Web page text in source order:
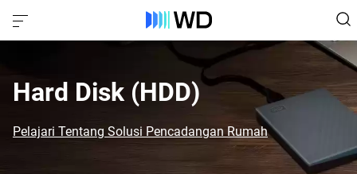
Hard Disk (HDD)‎
Pelajari Tentang Solusi Pencadangan Rumah